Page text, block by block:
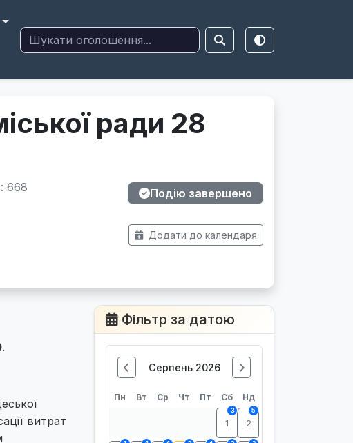
ради 28
668
Подію завершено
Додати до календаря
.
витрат
Фільтр за датою
Серпень 2026
Пн Вт Ср Чт Пт Сб Нд
1
3
2
5